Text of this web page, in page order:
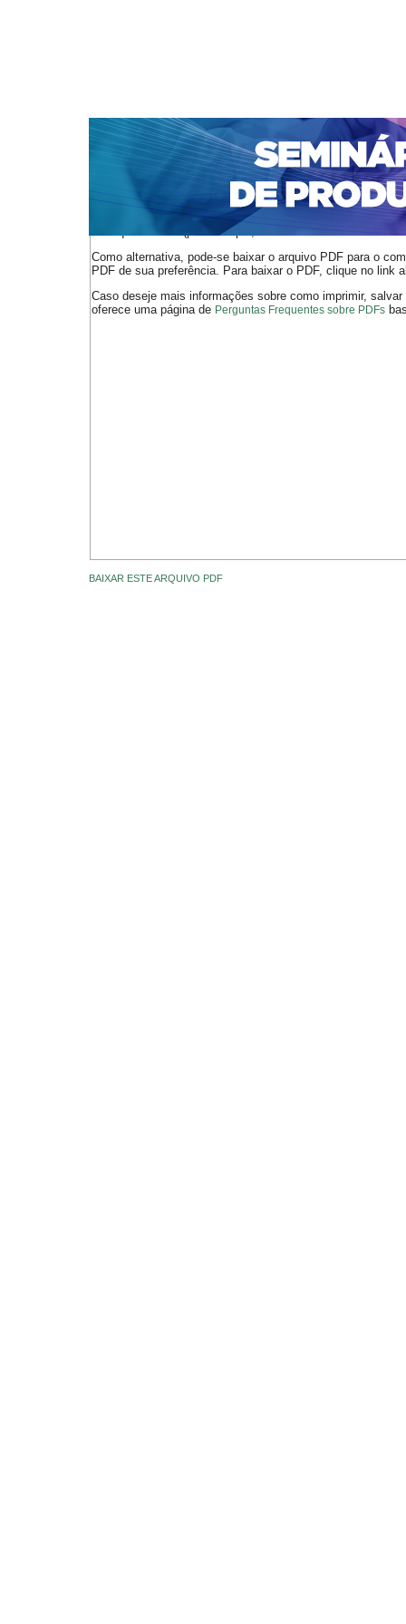
CAPA SOBRE ACESSO
NOTÍCIAS
PORTAL DE REVISTAS DA UNIFACS
v. 15 (2016) Oliveira
O arquivo PDF selecionado deve ser carregado no
de arquivos PDF (por exemplo, uma versão atual do
Como alternativa, pode-se baixar o arquivo PDF para o
PDF de sua preferência. Para baixar o PDF, clique no link
Caso deseje mais informações sobre como imprimir,
oferece uma página de Perguntas Frequentes sobre PDFs
BAIXAR ESTE ARQUIVO PDF